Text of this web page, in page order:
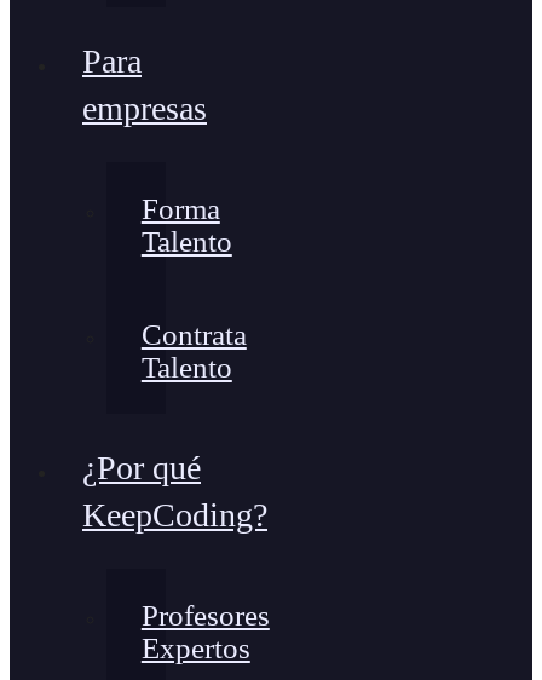
Para
empresas
Forma
Talento
Contrata
Talento
¿Por qué
KeepCoding?
Profesores
Expertos